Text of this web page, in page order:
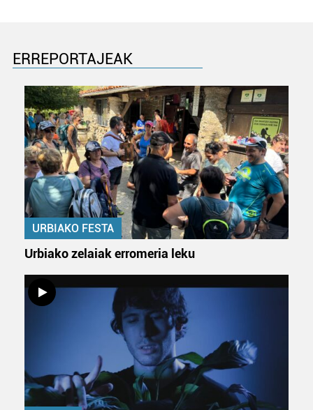
ERREPORTAJEAK
URBIAKO FESTA
Urbiako zelaiak erromeria leku